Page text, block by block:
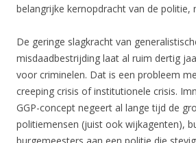
belangrijke kernopdracht van de politie,
De geringe slagkracht van
misdaadbestrijding laat al ruim dertig
voor criminelen. Dat is een probleem
creeping crisis of institutionele crisis.
GGP-concept negeert al lange tijd de
politiemensen (juist ook wijkagenten),